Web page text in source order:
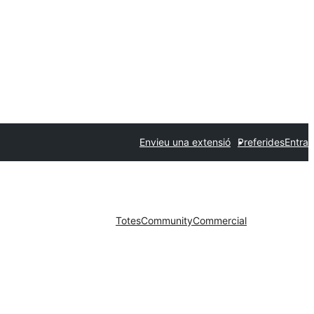
Envieu una extensió PreferidesEntra
TotesCommunityCommercial